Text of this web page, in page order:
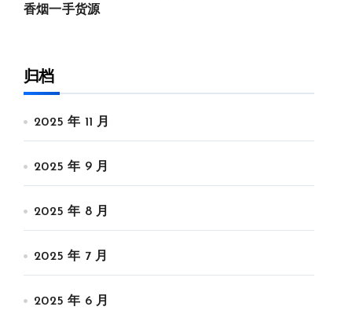
香烟一手货源
归档
2025 年 11 月
2025 年 9 月
2025 年 8 月
2025 年 7 月
2025 年 6 月